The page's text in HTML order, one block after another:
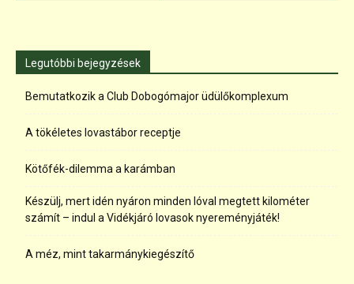
Legutóbbi bejegyzések
Bemutatkozik a Club Dobogómajor üdülőkomplexum
A tökéletes lovastábor receptje
Kötőfék-dilemma a karámban
Készülj, mert idén nyáron minden lóval megtett kilométer
számít – indul a Vidékjáró lovasok nyereményjáték!
A méz, mint takarmánykiegészítő